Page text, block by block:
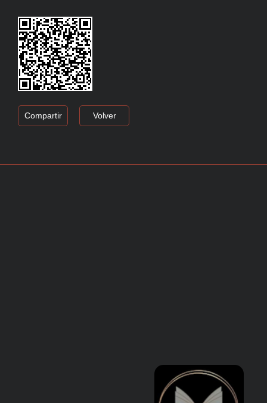
Compartir Volver